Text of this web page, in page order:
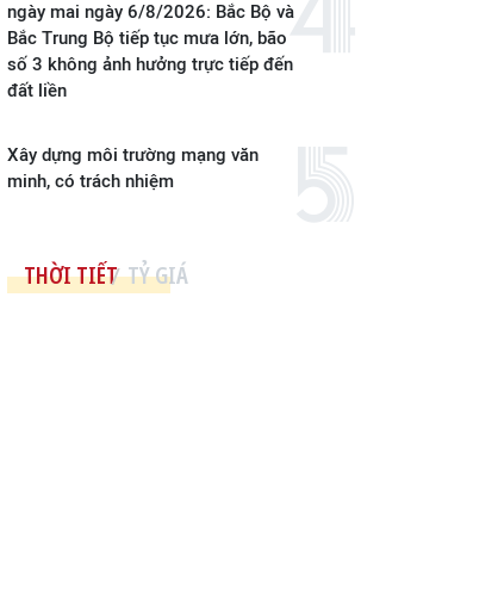
ngày mai ngày 6/8/2026: Bắc Bộ và
Bắc Trung Bộ tiếp tục mưa lớn, bão
số 3 không ảnh hưởng trực tiếp đến
đất liền
Xây dựng môi trường mạng văn
minh, có trách nhiệm
THỜI TIẾT TỶ GIÁ